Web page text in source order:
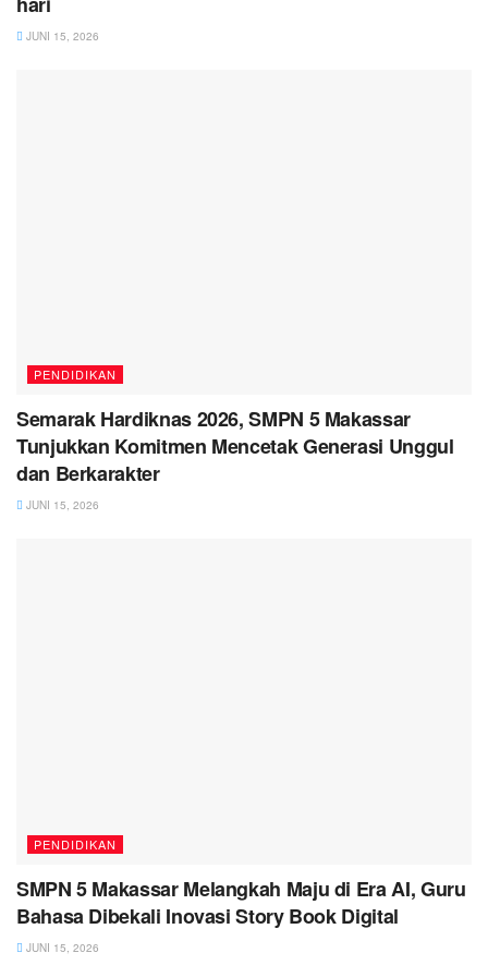
JUNI 15, 2026
PENDIDIKAN
Semarak Hardiknas 2026, SMPN 5 Makassar
Tunjukkan Komitmen Mencetak Generasi Unggul
dan Berkarakter
JUNI 15, 2026
PENDIDIKAN
SMPN 5 Makassar Melangkah Maju di Era AI, Guru
Bahasa Dibekali Inovasi Story Book Digital
JUNI 15, 2026